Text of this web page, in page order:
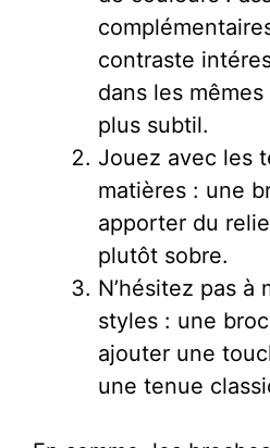
contraste
dans les
plus subtil.
Jouez avec les
matières : une
apporter du
plutôt sobre.
N’hésitez pas à
styles : une
ajouter une
une tenue